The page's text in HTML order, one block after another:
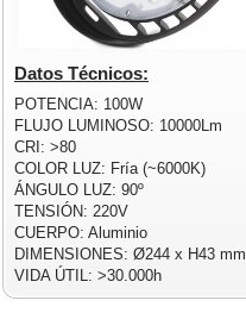
Datos Técnicos:
POTENCIA: 100W
FLUJO LUMINOSO: 10000Lm
CRI: >80
COLOR LUZ: Fría (~6000K)
ÁNGULO LUZ: 90º
TENSIÓN: 220V
CUERPO: Aluminio
DIMENSIONES: Ø244 x H43 mm
VIDA ÚTIL: >30.000h